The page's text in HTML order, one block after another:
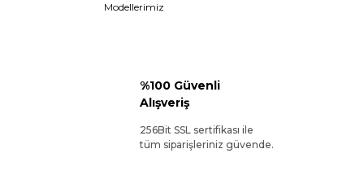
Modellerimiz
%100 Güvenli
Alışveriş
256Bit SSL sertifikası ile
tüm siparişleriniz güvende.